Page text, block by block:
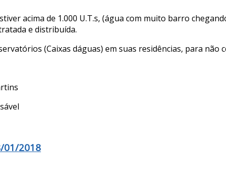
acima de 1.000 U.T.s, (água com muito barro
e distribuída.
(Caixas dáguas) em suas residências, para não
01/2018